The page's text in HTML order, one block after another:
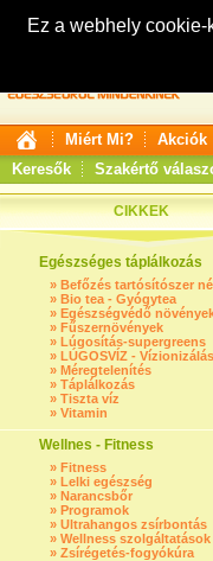
Ez a webhely
Miért Mi? Akciók
Keresők
Szakértő
CIKKEK
Egészséges táplálkozás
» Befőzés tartósítószer
» Bio tea - Gyógytea
» Egészségvédő
» Fűszernövények
» Lúgosítás-supergreens
» LÚGOSVÍZ - Vízionizálás
» Méregtelenítés
» Táplálkozás
» Tiszta víz
» Vitamin
Wellnes - Fitness
» Fitness
» Lelki egészség
» Narancsbőr
» Programok
» Ultrahangos zsírbontás
» Wellness szolgáltatások
» Zsírégetés-fogyókúra